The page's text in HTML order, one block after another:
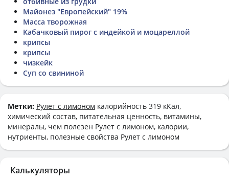
Майонез "Европейский" 19%
Масса творожная
Кабачковый пирог с индейкой и моцареллой
крипсы
крипсы
чизкейк
Суп со свининой
Метки: Рулет с лимоном калорийность 319 кКал,
химический состав, питательная ценность, витамины,
минералы, чем полезен Рулет с лимоном, калории,
нутриенты, полезные свойства Рулет с лимоном
Калькуляторы